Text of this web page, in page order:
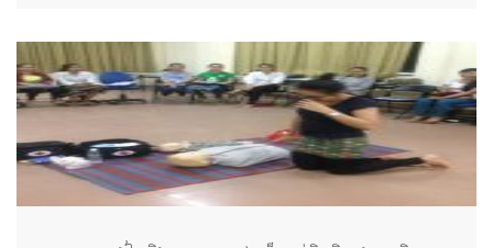
Human Rights Number 26: The Right to Education1.
Everyone has the right to education. […]